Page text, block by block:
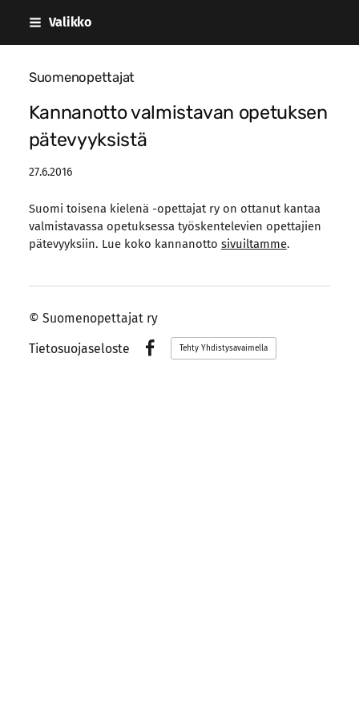
Siirry
Valikko
Suomenopettajat
Kannanotto valmistavan opetuksen
pätevyyksistä
27.6.2016
Suomi toisena kielenä -opettajat ry on ottanut kantaa
valmistavassa opetuksessa työskentelevien opettajien
pätevyyksiin. Lue koko kannanotto sivuiltamme.
© Suomenopettajat ry
Tietosuojaseloste
Facebook
Tehty Yhdistysavaimella